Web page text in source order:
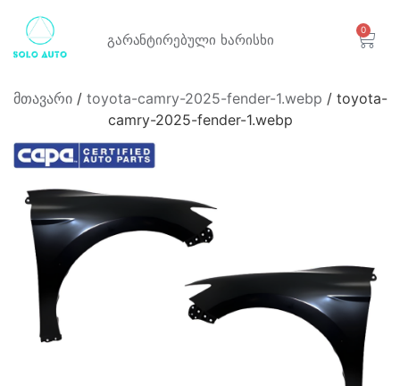
გარანტირებული ხარისხი
0
მთავარი/ toyota-camry-2025-fender-1.webp / toyota-
camry-2025-fender-1.webp